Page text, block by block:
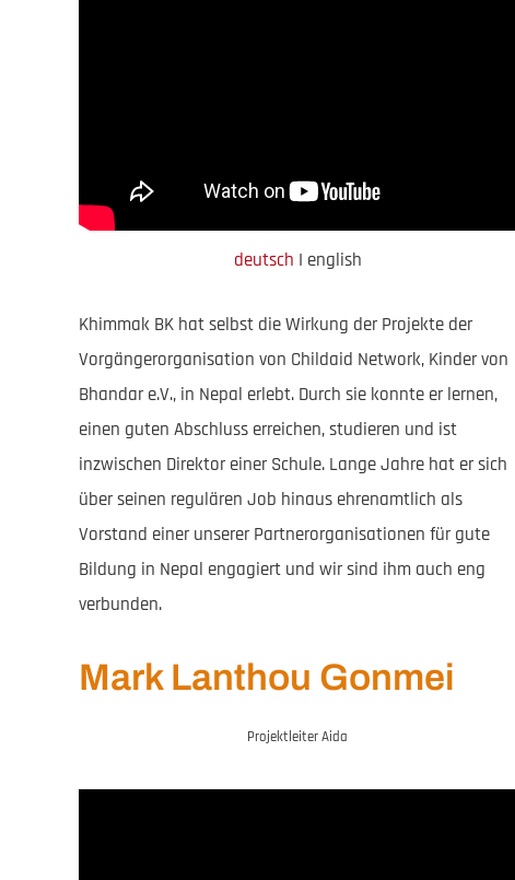
deutsch I english
Khimmak BK hat selbst die Wirkung der Projekte der
Vorgängerorganisation von Childaid Network, Kinder von
Bhandar e.V., in Nepal erlebt. Durch sie konnte er lernen,
einen guten Abschluss erreichen, studieren und ist
inzwischen Direktor einer Schule. Lange Jahre hat er sich
über seinen regulären Job hinaus ehrenamtlich als
Vorstand einer unserer Partnerorganisationen für gute
Bildung in Nepal engagiert und wir sind ihm auch eng
verbunden.
Mark Lanthou Gonmei
Projektleiter Aida